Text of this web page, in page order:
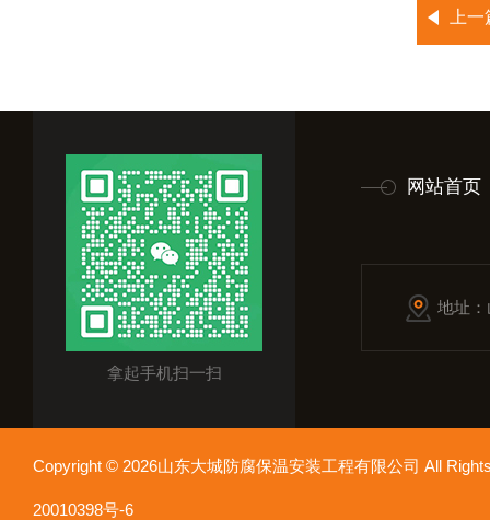
上
拿起手机扫一扫
网站首页
地址
Copyright © 2026山东大城防腐保温安装工程有限公司 All
20010398号-6